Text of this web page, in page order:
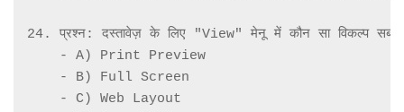
24. प्रश्न: दस्तावेज़ के लिए "View" मेनू में कौन सा विकल्प सबसे
    - A) Print Preview
    - B) Full Screen
    - C) Web Layout